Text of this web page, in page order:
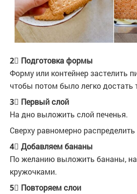
2⃣ Подготовка формы
Форму или контейнер застелить
чтобы потом было легко достать
3⃣ Первый слой
На дно выложить слой печенья.
Сверху равномерно
4⃣ Добавляем бананы
По желанию выложить бананы,
кружочками.
5⃣ Повторяем слои